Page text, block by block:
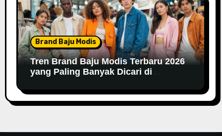
Brand Baju Modis
Tren Brand Baju Modis Terbaru 2026
yang Paling Banyak Dicari di